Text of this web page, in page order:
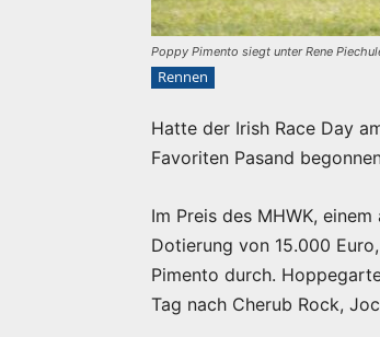
Poppy Pimento siegt unter Rene
Rennen
Hatte der Irish Race Day
Favoriten Pasand
Im Preis des MHWK,
Dotierung von 15.000
Pimento durch.
Tag nach Cherub Rock,